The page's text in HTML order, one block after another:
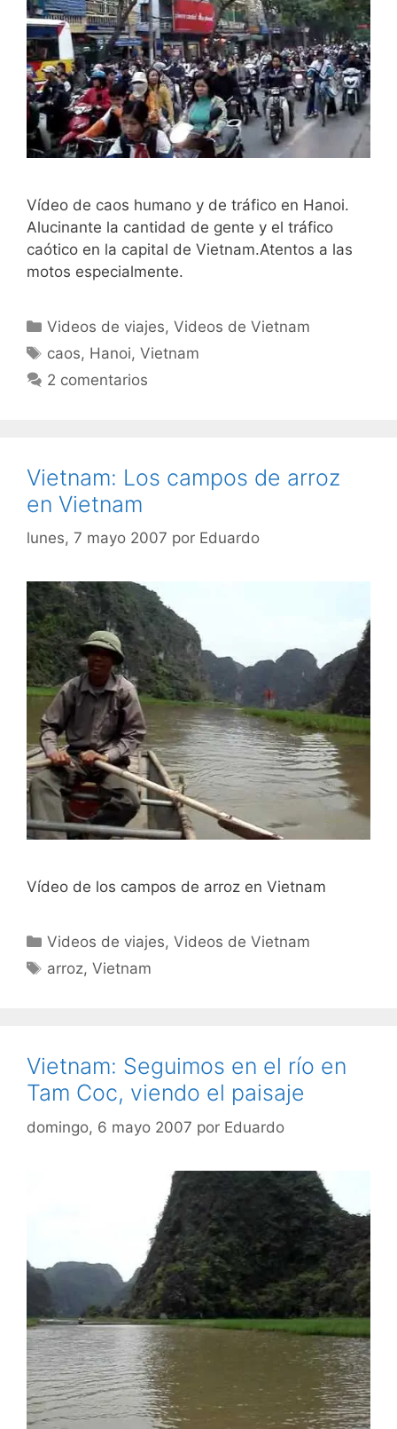
Vídeo de caos humano y de tráfico en Hanoi.
Alucinante la cantidad de gente y el tráfico
caótico en la capital de Vietnam.Atentos a las
motos especialmente.
Categorías
Videos de viajes,Videos de Vietnam
Etiquetas
caos, Hanoi,Vietnam
2 comentarios
Vietnam: Los campos de arroz
en Vietnam
lunes, 7 mayo 2007 por Eduardo
Vídeo de los campos de arroz en Vietnam
Categorías
Videos de viajes,Videos de Vietnam
Etiquetas
arroz,Vietnam
Vietnam: Seguimos en el río en
Tam Coc, viendo el paisaje
domingo, 6 mayo 2007 por Eduardo